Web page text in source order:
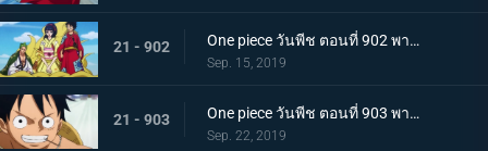
21 - 902 One piece วันพีช ตอนที่ 902 พากย์ไทย โยโกสุนะออกโรง อุราชิมะผู้ไร้เทียมทานผู้หมายปองโออิคุ!
Sep. 15, 2019
21 - 903 One piece วันพีช ตอนที่ 903 พากย์ไทย ตัดสินผลซูโม่ หมวกฟาง vs โยโกสุนะสุดแกร่ง!
Sep. 22, 2019